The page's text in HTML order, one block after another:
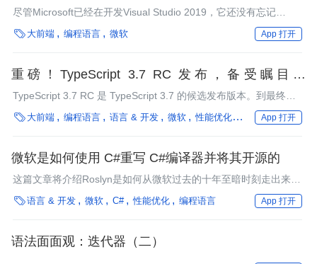
进
尽管Microsoft已经在开发Visual Studio 2019，它还没有忘记
VS2017。第9次更新进行了大量错误修复以及新的功能引入，并给
C++开发人员提供了语言一致性。为帮助简化版本控制，.NET
 大前端 编程语言 微软 App 打开
重磅！TypeScript 3.7 RC 发布，备受瞩目的
Optional Chaining 来了
TypeScript 3.7 RC 是 TypeScript 3.7 的候选发布版本。到最终版
本发布前，除重要的错误修复，微软表示，预计不会再有其他更
改。
 大前端 编程语言 语言 & 开发 微软 性能优化 汽车 App 打开
微软是如何使用 C#重写 C#编译器并将其开源的
这篇文章将介绍Roslyn是如何从微软过去的十年至暗时刻走出来，
成为开源跨平台的C#和VB公共语言引擎。
语言 & 开发 微软 C# 性能优化 编程语言 App 打开
语法面面观：迭代器（二）